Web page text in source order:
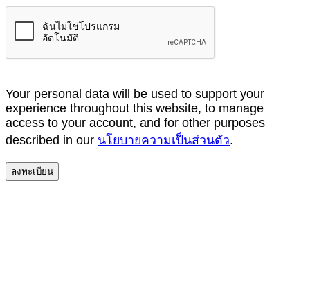
Your personal data will be used to support your
experience throughout this website, to manage
access to your account, and for other purposes
described in our นโยบายความเป็นส่วนตัว.
ลงทะเบียน